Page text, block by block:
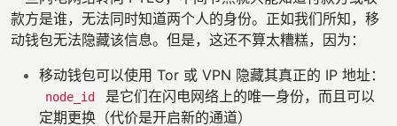
款方是谁，无法同时知道两个人的身份。正如我们所知，移
动钱包无法隐藏该信息。但是，这还不算太糟糕，因为：
移动钱包可以使用 Tor 或 VPN 隐藏其真正的 IP 地址：
node_id
是它们在闪电网络上的唯一身份，而且可以
定期更换（代价是开启新的通道）